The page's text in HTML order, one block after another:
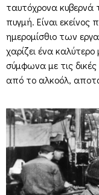
ταυτόχρονα κυβερνά
πυγμή. Είναι εκείνος
ημερομίσθιο των
χαρίζει ένα
σύμφωνα με τις
από το αλκοόλ,